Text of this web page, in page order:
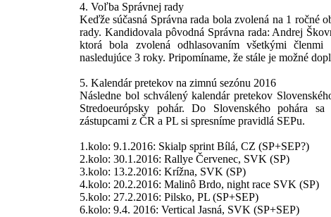
4. Voľba Správnej rady
Keďže súčasná Správna rada bola zvolená na 1 ročné
rady. Kandidovala pôvodná Správna rada: Andrej
ktorá bola zvolená odhlasovaním všetkými
nasledujúce 3 roky. Pripomíname, že stále je možné
5. Kalendár pretekov na zimnú sezónu 2016
Následne bol schválený kalendár pretekov
Stredoeurópsky pohár. Do Slovenského pohára
zástupcami z ČR a PL si spresníme pravidlá SEPu.
1.kolo: 9.1.2016: Skialp sprint Bílá, CZ (SP+SEP?)
2.kolo: 30.1.2016: Rallye Červenec, SVK (SP)
3.kolo: 13.2.2016: Krížna, SVK (SP)
4.kolo: 20.2.2016: Malinô Brdo, night race SVK (SP)
5.kolo: 27.2.2016: Pilsko, PL (SP+SEP)
6.kolo: 9.4. 2016: Vertical Jasná, SVK (SP+SEP)